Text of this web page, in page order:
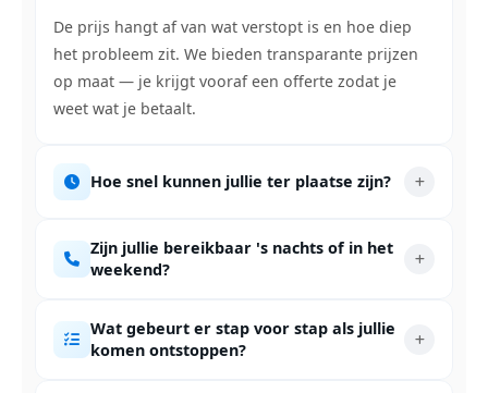
De prijs hangt af van wat verstopt is en hoe diep
het probleem zit. We bieden transparante prijzen
op maat — je krijgt vooraf een offerte zodat je
weet wat je betaalt.
Hoe snel kunnen jullie ter plaatse zijn?
Zijn jullie bereikbaar 's nachts of in het
weekend?
Wat gebeurt er stap voor stap als jullie
komen ontstoppen?